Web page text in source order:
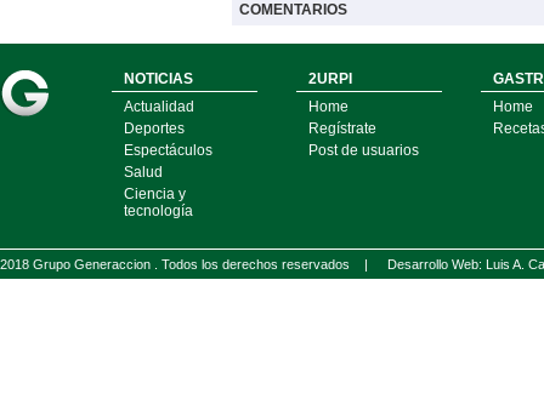
COMENTARIOS
NOTICIAS
Actualidad
Deportes
Espectáculos
Salud
Ciencia y
tecnología
2URPI
Home
Regístrate
Post de usuarios
Home
2018 Grupo Generaccion . Todos los derechos reservados | Desarrollo Web: Luis